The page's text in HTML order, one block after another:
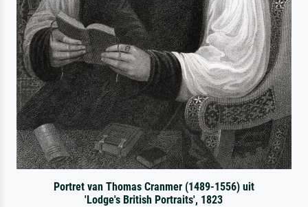
Portret van Thomas Cranmer (1489-1556) uit
'Lodge's British Portraits', 1823